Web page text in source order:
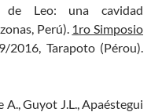
de Leo: una cavidad
Perú). 1ro Simposio
2016, Tarapoto (Pérou).
A., Guyot J.L., Apaéstegui